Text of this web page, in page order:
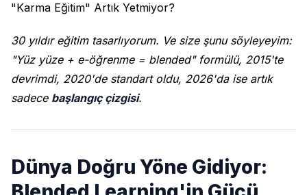
"Karma Eğitim" Artık Yetmiyor?
30 yıldır eğitim tasarlıyorum. Ve size şunu söyleyeyim:
"Yüz yüze + e-öğrenme = blended" formülü, 2015'te
devrimdi, 2020'de standart oldu, 2026'da ise artık
sadece başlangıç çizgisi.
Dünya Doğru Yöne Gidiyor: